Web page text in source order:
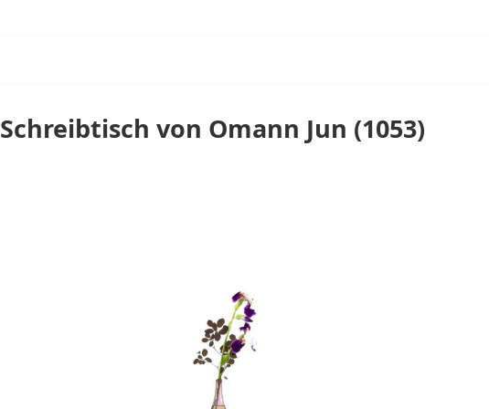
Schreibtisch von Omann Jun (1053)